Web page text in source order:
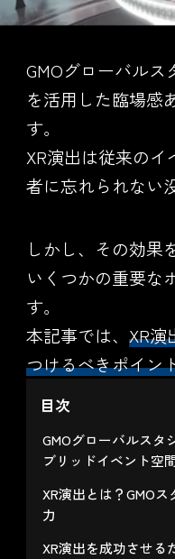
GMOグローバル
を活用した臨場感
す。
XR演出は従来の
者に忘れられない
しかし、その効果
いくつかの重要な
す。
本記事では、 XR演
つけるべきポイン
目次
GMOグローバルスタ
ブリッドイベント空
XR演出とは？GMO
力
XR演出を成功させる